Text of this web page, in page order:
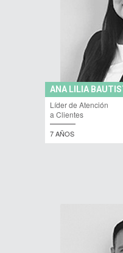
ANA LILIA
Líder de Atención
a Clientes
7 AÑOS